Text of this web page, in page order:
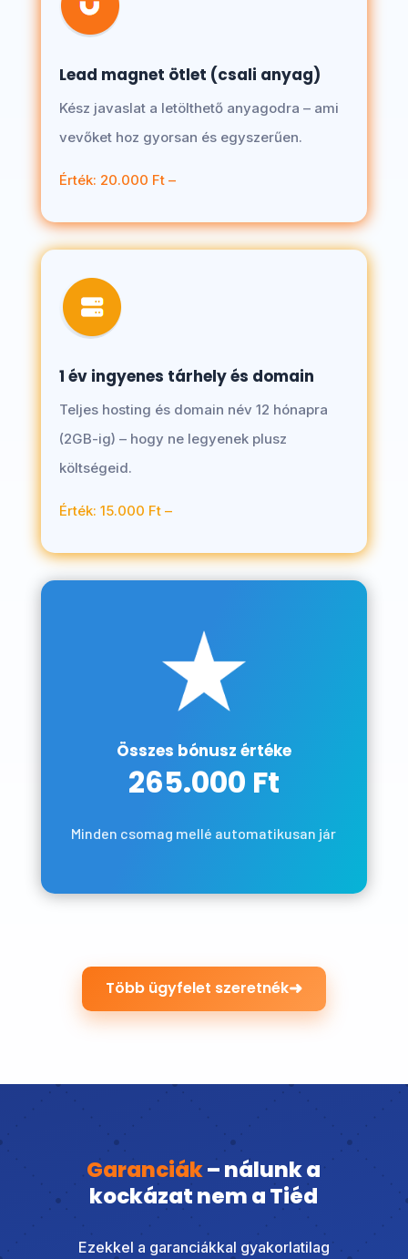
Lead magnet ötlet (csali anyag)
Kész javaslat a letölthető anyagodra – ami
vevőket hoz gyorsan és egyszerűen.
Érték: 20.000 Ft –
1 év ingyenes tárhely és domain
Teljes hosting és domain név 12 hónapra
(2GB-ig) – hogy ne legyenek plusz
költségeid.
Érték: 15.000 Ft –
Összes bónusz értéke
265.000 Ft
Minden csomag mellé automatikusan jár
Több ügyfelet szeretnék➜
Garanciák– nálunk a
kockázat nem a Tiéd
Ezekkel a garanciákkal gyakorlatilag